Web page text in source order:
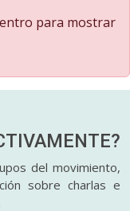
para mostrar
del movimiento,
sobre charlas e